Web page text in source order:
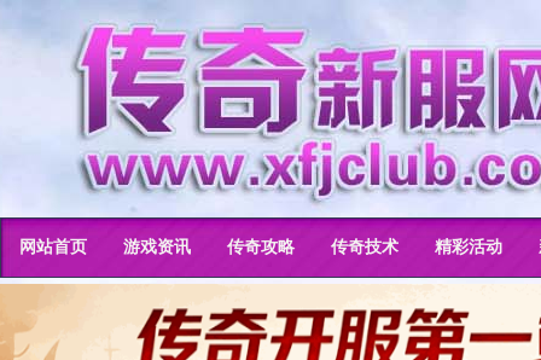
网站首页 游戏资讯 传奇攻略 传奇技术 精彩活动